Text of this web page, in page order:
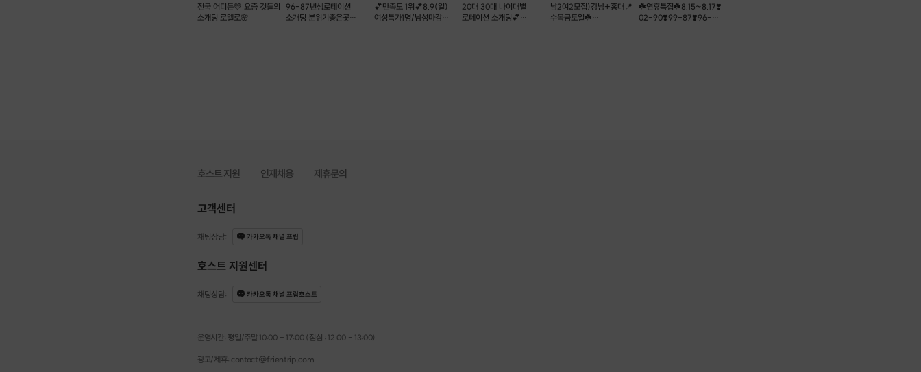
전국 어디든💛 요즘 것들의
소개팅 로멜로🌸
96-87년생로테이션
소개팅 분위기좋은곳
💕만족도 1위💕8.9(일)
여성특가1명/남성마감
20대 30대 나이대별
로테이션 소개팅💕
남2여2모집)강남+홍대📍
수목금토일☘️
☘️연휴특집☘️8.15~8.17❣️
02-90❣️99-87❣️96-
호스트 지원 인재채용 제휴문의
고객센터
채팅상담: 카카오톡 채널 프립
호스트 지원센터
채팅상담: 카카오톡 채널 프립호스트
운영시간: 평일/주말 10:00 - 17:00 (점심 : 12:00 - 13:00)
광고/제휴: contact@frientrip.com